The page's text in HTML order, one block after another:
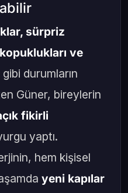
sürpriz
ve
gibi durumların
Güner, bireylerin
fikirli
yaptı.
hem kişisel
yeni kapılar